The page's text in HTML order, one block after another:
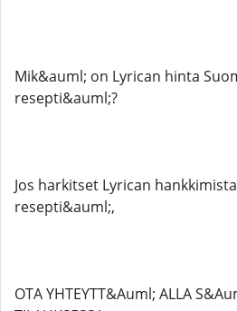
Mik&auml; on Lyrican hinta
resepti&auml;?
Jos harkitset Lyrican
resepti&auml;,
OTA YHTEYTT&Auml; ALLA